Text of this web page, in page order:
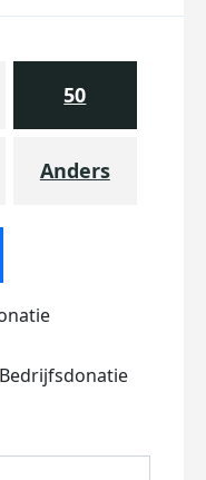
50
Anders
Bedrijfsdonatie